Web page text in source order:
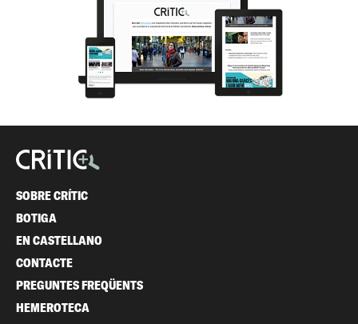
SOBRE CRÍTIC
BOTIGA
EN CASTELLANO
CONTACTE
PREGUNTES FREQÜENTS
HEMEROTECA